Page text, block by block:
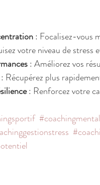
: Focalisez-vous
votre niveau de stress
: Améliorez vos
Récupérez plus
: Renforcez votre